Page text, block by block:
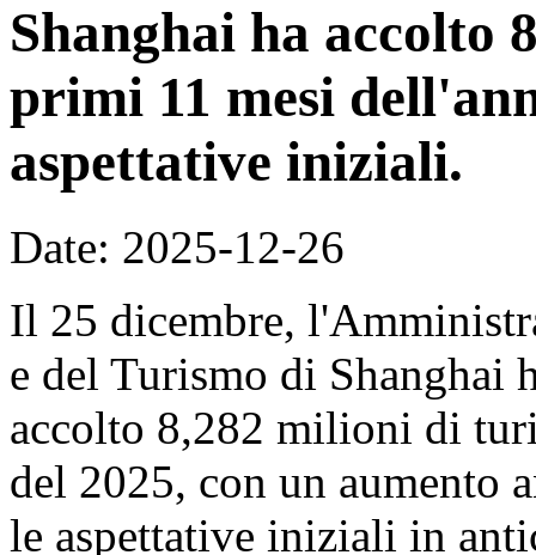
Shanghai ha accolto
primi 11 mesi
aspettative iniziali.
Date: 2025-12-26
Il 25 dicembre,
e del Turismo di Shanghai
accolto 8,282 milioni di
del 2025, con un aumento
le aspettative iniziali in